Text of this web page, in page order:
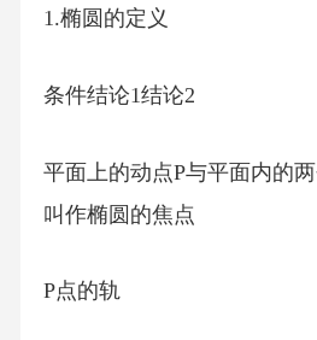
1.椭圆的定义
条件结论1结论2
平面上的动点P与平面内的
叫作椭圆的焦点
P点的轨